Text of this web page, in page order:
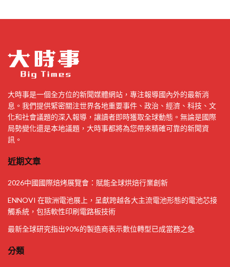
大時事是一個全方位的新聞媒體網站，專注報導國內外的最新消
息。我們提供緊密關注世界各地重要事件、政治、經濟、科技、文
化和社會議題的深入報導，讓讀者即時獲取全球動態。無論是國際
局勢變化還是本地議題，大時事都將為您帶來精確可靠的新聞資
訊。
近期文章
2026中國國際焙烤展覽會：賦能全球烘焙行業創新
ENNOVI 在歐洲電池展上，呈獻跨越各大主流電池形態的電池芯接
觸系統，包括軟性印刷電路板技術
最新全球研究指出90%的製造商表示數位轉型已成當務之急
分類